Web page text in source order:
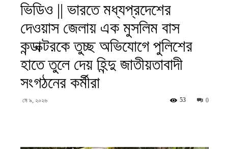
||
আল-
ভিডিও || ভারতে মধ্যপ্রদেশের
দেওয়াস জেলায় এক মুসলিম বাস
কন্ডাক্টরকে তুচ্ছ অভিযোগে পুলিশের
হাতে তুলে দেয় হিন্দু জাতীয়তাবাদী
সংগঠনের কর্মীরা
মে ৯, ২০২৬ 0
53